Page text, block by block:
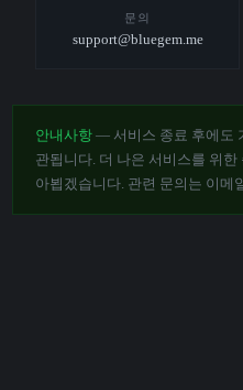
문의
support@bluegem.me
안내사항 — 서비스 종료 후에도
관됩니다. 더 나은 서비스를 위
아뵙겠습니다. 관련 문의는 이메